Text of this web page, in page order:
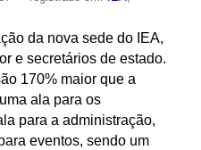
da nova sede do IEA,
e secretários de estado.
170% maior que a
ala para os
para a administração,
eventos, sendo um